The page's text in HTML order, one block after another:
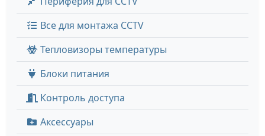
Все для монтажа CCTV
Тепловизоры температуры
Блоки питания
Контроль доступа
Аксессуары